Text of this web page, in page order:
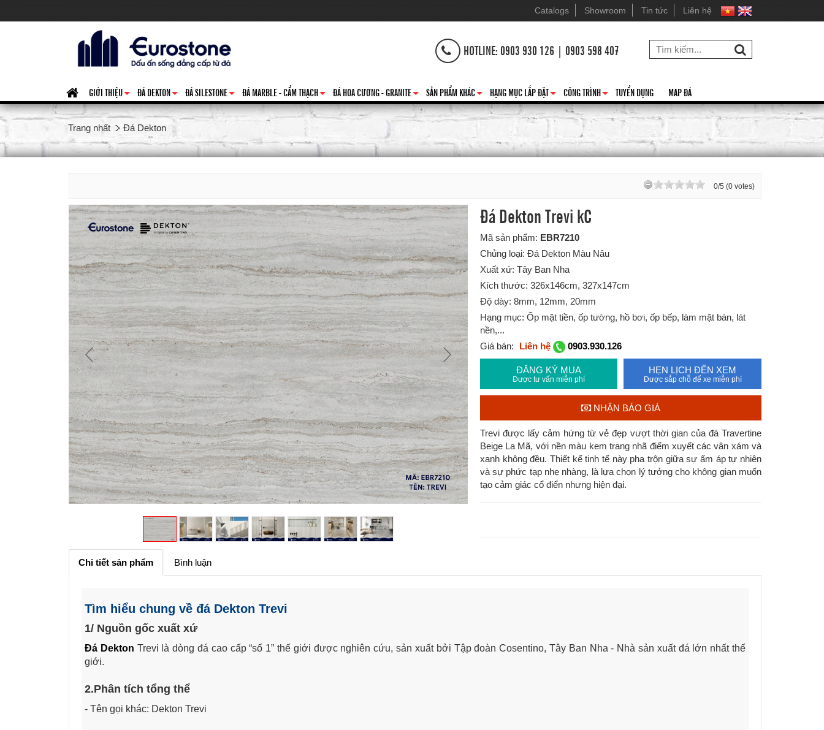
Catalogs Showroom Tin tức Liên hệ
HOTLINE: 0903 930 126 | 0903 598 407
+
GIỚI THIỆU
+
ĐÁ DEKTON
+
ĐÁ SILESTONE
+
ĐÁ MARBLE - CẨM THẠCH
+
ĐÁ HOA CƯƠNG - GRANITE
+
SẢN PHẨM KHÁC
+
HẠNG MỤC LẮP ĐẶT
+
CÔNG TRÌNH TUYỂN DỤNG MAP ĐÁ
Trang nhất Đá Dekton
0/5 (0 votes)
Đá Dekton Trevi kC
Mã sản phẩm: EBR7210
Chủng loại: Đá Dekton Màu Nâu
Xuất xứ: Tây Ban Nha
Kích thước: 326x146cm, 327x147cm
Độ dày: 8mm, 12mm, 20mm
Hạng mục: Ốp mặt tiền, ốp tường, hồ bơi, ốp bếp, làm mặt bàn, lát
nền,...
Giá bán:
Liên hệ 0903.930.126
ĐĂNG KÝ MUA
Được tư vấn miễn phí
HẸN LỊCH ĐẾN XEM
Được sắp chỗ để xe miễn phí
NHẬN BÁO GIÁ
Trevi được lấy cảm hứng từ vẻ đẹp vượt thời gian của đá Travertine
Beige La Mã, với nền màu kem trang nhã điểm xuyết các vân xám và
xanh không đều. Thiết kế tinh tế này pha trộn giữa sự ấm áp tự nhiên
và sự phức tạp nhẹ nhàng, là lựa chọn lý tưởng cho không gian muốn
tạo cảm giác cổ điển nhưng hiện đại.
Chi tiết sản phẩm Bình luận
Tìm hiểu chung về đá Dekton Trevi
1/ Nguồn gốc xuất xứ
Đá Dekton Trevi là dòng đá cao cấp “số 1” thế giới được nghiên cứu, sản xuất bởi Tập đoàn Cosentino, Tây Ban Nha - Nhà sản xuất đá lớn nhất thế
giới.
2.Phân tích tổng thể
- Tên gọi khác: Dekton Trevi